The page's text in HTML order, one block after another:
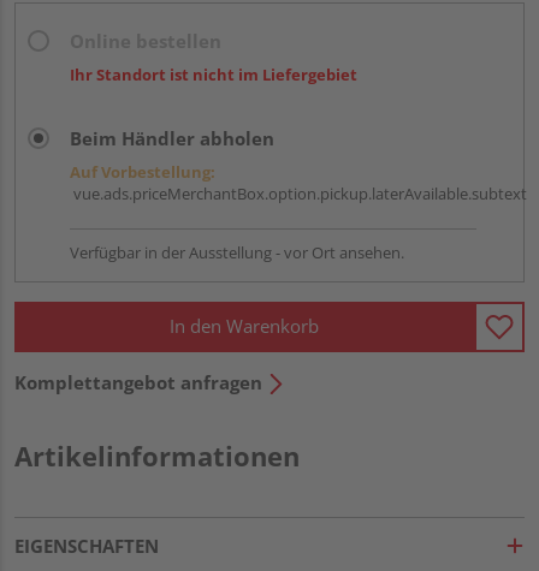
Ihr Standort ist nicht im Liefergebiet
Beim Händler abholen
Auf Vorbestellung:
vue.ads.priceMerchantBox.option.pickup.laterAvailable.subtext
Verfügbar in der Ausstellung - vor Ort ansehen.
In den Warenkorb
Komplettangebot anfragen
Artikelinformationen
EIGENSCHAFTEN